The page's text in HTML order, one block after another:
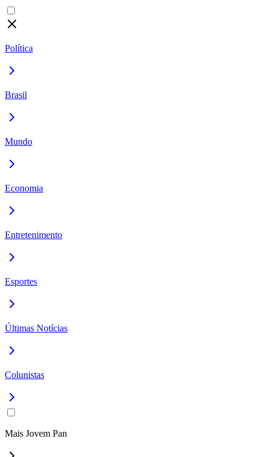
Política
Brasil
Mundo
Economia
Entretenimento
Esportes
Últimas Notícias
Colunistas
Mais Jovem Pan